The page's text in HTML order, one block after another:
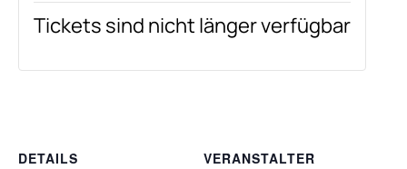
DETAILS
VERANSTALTER
Tickets sind nicht länger verfügbar